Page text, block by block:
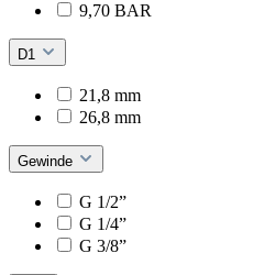
9,70 BAR
D1
21,8 mm
26,8 mm
Gewinde
G 1/2”
G 1/4”
G 3/8”